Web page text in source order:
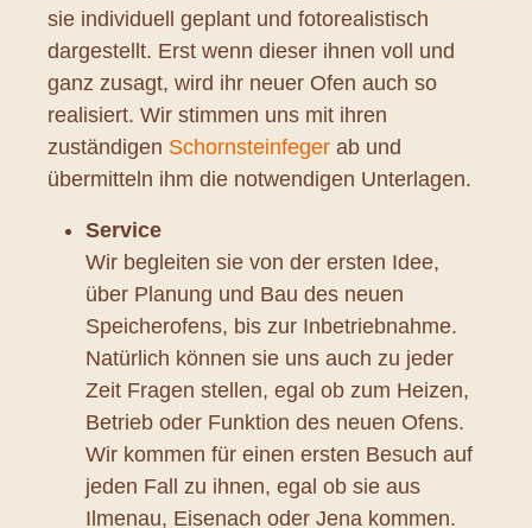
sie individuell geplant und fotorealistisch
dargestellt. Erst wenn dieser ihnen voll und
ganz zusagt, wird ihr neuer Ofen auch so
realisiert. Wir stimmen uns mit ihren
zuständigen Schornsteinfeger ab und
übermitteln ihm die notwendigen Unterlagen.
Service
Wir begleiten sie von der ersten Idee,
über Planung und Bau des neuen
Speicherofens, bis zur Inbetriebnahme.
Natürlich können sie uns auch zu jeder
Zeit Fragen stellen, egal ob zum Heizen,
Betrieb oder Funktion des neuen Ofens.
Wir kommen für einen ersten Besuch auf
jeden Fall zu ihnen, egal ob sie aus
Ilmenau, Eisenach oder Jena kommen.